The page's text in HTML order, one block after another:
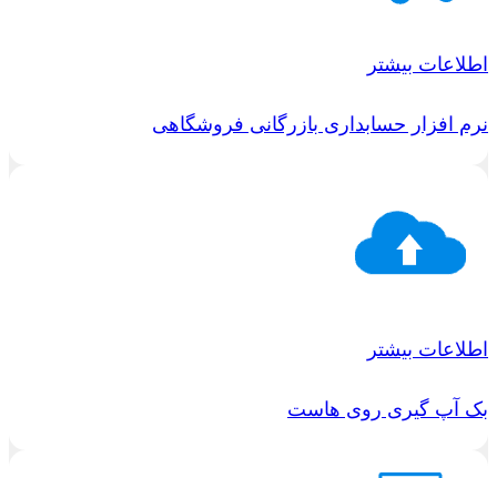
اطلاعات بیشتر
نرم افزار حسابداری بازرگانی فروشگاهی
اطلاعات بیشتر
بک آپ گیری روی هاست